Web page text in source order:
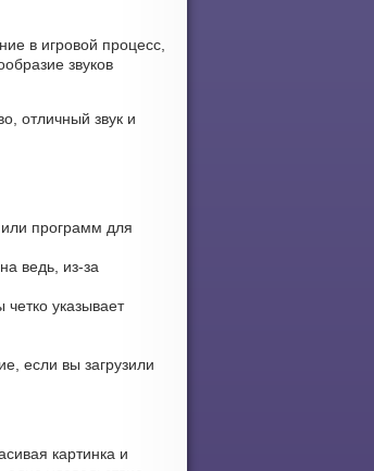
в игровой процесс,
звуков
отличный звук и
программ для
ведь, из-за
указывает
если вы загрузили
картинка и